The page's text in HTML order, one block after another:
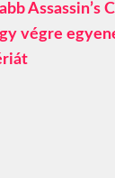
Assassin’s
végre